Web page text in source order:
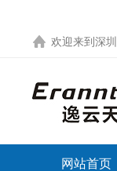
欢迎来到 深
网站首页